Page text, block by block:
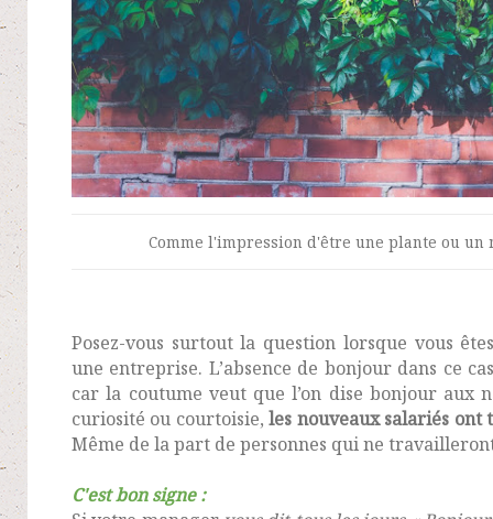
Comme l'impression d'être une plante ou un
Posez-vous surtout la question lorsque vous
une entreprise. L’absence de bonjour dans ce
car la coutume veut que l’on dise bonjour aux
curiosité ou courtoisie,les nouveaux salariés
Même de la part de personnes qui ne
C'est bon signe :